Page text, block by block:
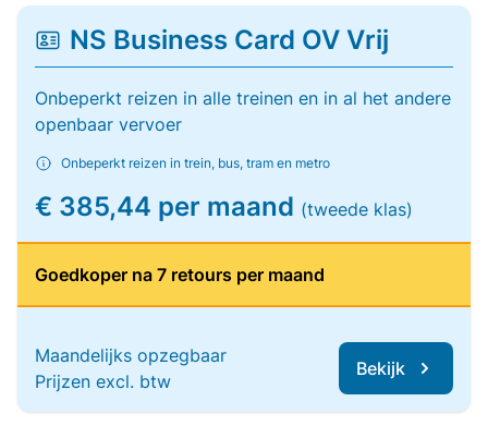
NS Business Card OV Vrij
Onbeperkt reizen in alle treinen en in al het andere
openbaar vervoer
Onbeperkt reizen in trein, bus, tram en metro
€ 385,44 per maand (tweede klas)
Goedkoper na 7 retours per maand
Maandelijks opzegbaar
Prijzen excl. btw
Bekijk